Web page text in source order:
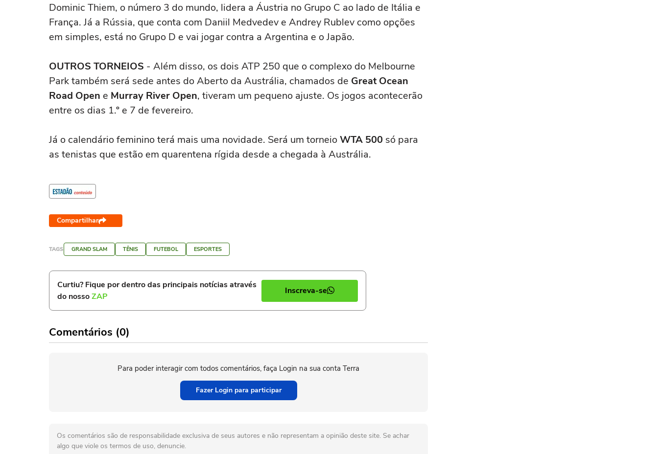
Dominic Thiem, o número 3 do mundo, lidera a Áustria no Grupo C ao lado de Itália e
França. Já a Rússia, que conta com Daniil Medvedev e Andrey Rublev como opções
em simples, está no Grupo D e vai jogar contra a Argentina e o Japão.
OUTROS TORNEIOS - Além disso, os dois ATP 250 que o complexo do Melbourne
Park também será sede antes do Aberto da Austrália, chamados de Great Ocean
Road Open e Murray River Open, tiveram um pequeno ajuste. Os jogos acontecerão
entre os dias 1.º e 7 de fevereiro.
Já o calendário feminino terá mais uma novidade. Será um torneioWTA 500 só para
as tenistas que estão em quarentena rígida desde a chegada à Austrália.
Compartilhar
TAGS GRAND SLAM TÊNIS FUTEBOL ESPORTES
Curtiu? Fique por dentro das principais notícias através
do nossoZAP
Inscreva-se
Comentários (0)
Para poder interagir com todos comentários, faça Login na sua conta Terra
Fazer Login para participar
Os comentários são de responsabilidade exclusiva de seus autores e não representam a opinião deste site. Se achar
algo que viole os termos de uso, denuncie.